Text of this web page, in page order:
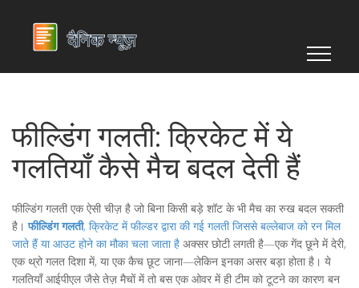
फील्डिंग गलती: क्रिकेट में ये
गलतियाँ कैसे मैच बदल देती हैं
फील्डिंग गलती एक ऐसी चीज़ है जो बिना किसी बड़े शॉट के भी मैच का रुख बदल सकती
है।फील्डिंग गलती, क्रिकेट में फील्डर द्वारा की गई गलती जिससे बल्लेबाज को रन मिल
जाते हैं या आउट होने का मौका चला जाता है अक्सर छोटी लगती है—एक गेंद छूने में देरी,
एक थ्रो गलत दिशा में, या एक कैच छूट जाना—लेकिन इनका असर बड़ा होता है। ये
गलतियाँ आईपीएल जैसे तेज़ मैचों में तो बस एक ओवर में ही टीम को टूटने का कारण बन